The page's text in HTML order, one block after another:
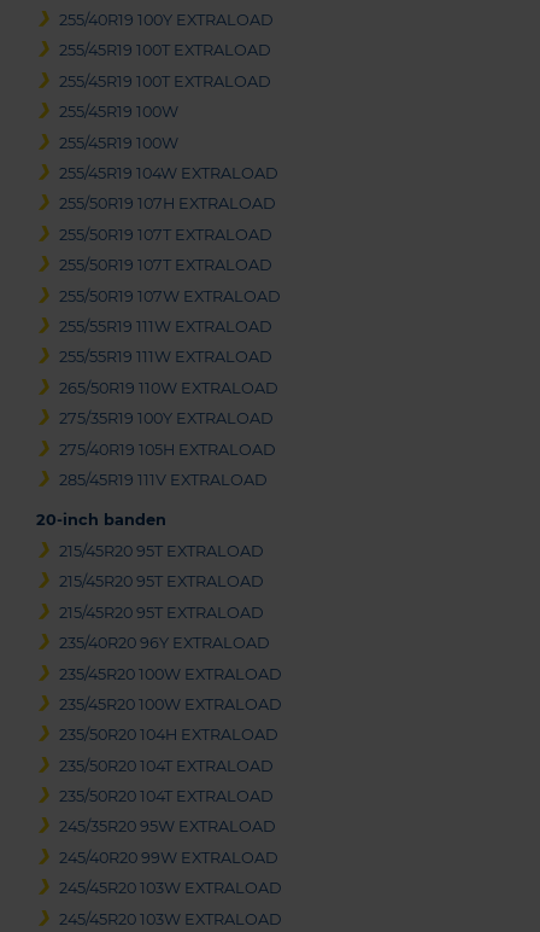
255/40R19 100Y EXTRALOAD
255/45R19 100T EXTRALOAD
255/45R19 100T EXTRALOAD
255/45R19 100W
255/45R19 100W
255/45R19 104W EXTRALOAD
255/50R19 107H EXTRALOAD
255/50R19 107T EXTRALOAD
255/50R19 107T EXTRALOAD
255/50R19 107W EXTRALOAD
255/55R19 111W EXTRALOAD
255/55R19 111W EXTRALOAD
265/50R19 110W EXTRALOAD
275/35R19 100Y EXTRALOAD
275/40R19 105H EXTRALOAD
285/45R19 111V EXTRALOAD
20-inch banden
215/45R20 95T EXTRALOAD
215/45R20 95T EXTRALOAD
215/45R20 95T EXTRALOAD
235/40R20 96Y EXTRALOAD
235/45R20 100W EXTRALOAD
235/45R20 100W EXTRALOAD
235/50R20 104H EXTRALOAD
235/50R20 104T EXTRALOAD
235/50R20 104T EXTRALOAD
245/35R20 95W EXTRALOAD
245/40R20 99W EXTRALOAD
245/45R20 103W EXTRALOAD
245/45R20 103W EXTRALOAD